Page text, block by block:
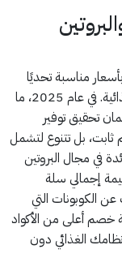
مناسبة تحديًا
مستمرًا للرياضيين والمداومين على الحميات الغذائية. في عام 2025، ما
تحقيق توفير
بل تتنوع لتشمل
في مجال البروتين
إجمالي سلة
الكوبونات التي
خصم أعلى من الأكواد
الغذائي دون